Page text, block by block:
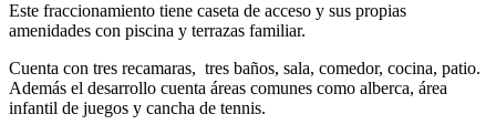
Este fraccionamiento tiene caseta de acceso y sus propias
amenidades con piscina y terrazas familiar.
Cuenta con tres recamaras, tres baños, sala, comedor, cocina, patio.
Además el desarrollo cuenta áreas comunes como alberca, área
infantil de juegos y cancha de tennis.